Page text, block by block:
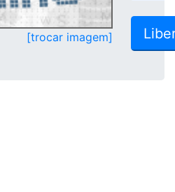
[trocar imagem]